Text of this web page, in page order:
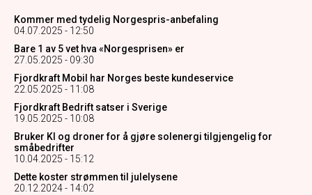
Kommer med tydelig Norgespris-anbefaling
04.07.2025 - 12:50
Bare 1 av 5 vet hva «Norgesprisen» er
27.05.2025 - 09:30
Fjordkraft Mobil har Norges beste kundeservice
22.05.2025 - 11:08
Fjordkraft Bedrift satser i Sverige
19.05.2025 - 10:08
Bruker KI og droner for å gjøre solenergi tilgjengelig for
småbedrifter
10.04.2025 - 15:12
Dette koster strømmen til julelysene
20.12.2024 - 14:02